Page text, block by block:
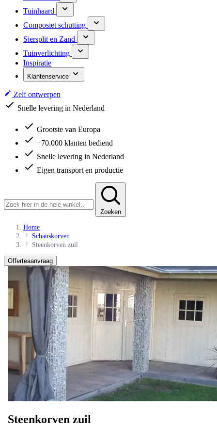
Tuinhaard
Composiet schutting
Siersplit en Zand
Tuinverlichting
Inspiratie
Klantenservice
Zelf ontwerpen
Snelle levering in Nederland
Grootste van Europa
+70.000 klanten bediend
Snelle levering in Nederland
Eigen transport en productie
Zoeken
Home
Schanskorven
Steenkorven zuil
Offerteaanvraag
Steenkorven zuil